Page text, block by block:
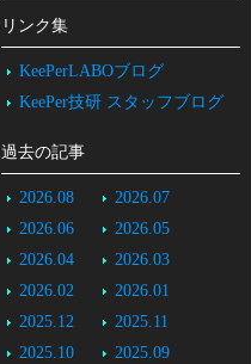
リンク集
KeePerLABOブログ
KeePer技研 スタッフブログ
過去の記事
2026.08
2026.07
2026.06
2026.05
2026.04
2026.03
2026.02
2026.01
2025.12
2025.11
2025.10
2025.09